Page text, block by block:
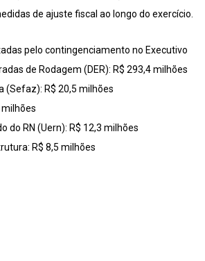
de ajuste fiscal ao longo do exercício.
pelo contingenciamento no Executivo
de Rodagem (DER): R$ 293,4 milhões
(Sefaz): R$ 20,5 milhões
milhões
do RN (Uern): R$ 12,3 milhões
R$ 8,5 milhões